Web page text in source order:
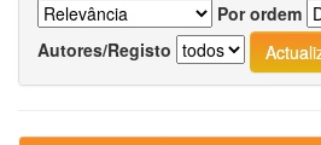
Por ordem
Autores/Registo